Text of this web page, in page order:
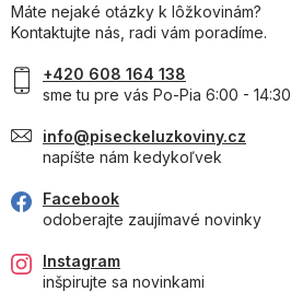
Máte nejaké otázky k lôžkovinám?
Kontaktujte nás, radi vám poradíme.
+420 608 164 138
sme tu pre vás Po-Pia 6:00 - 14:30
info@piseckeluzkoviny.cz
napíšte nám kedykoľvek
Facebook
odoberajte zaujímavé novinky
Instagram
inšpirujte sa novinkami